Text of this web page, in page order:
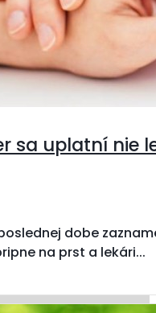
sa uplatní nie
dobe
na prst a lekári...